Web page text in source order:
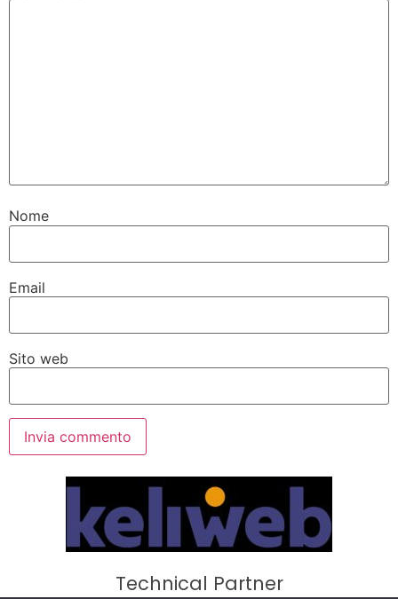
Nome
Email
Sito web
Technical Partner